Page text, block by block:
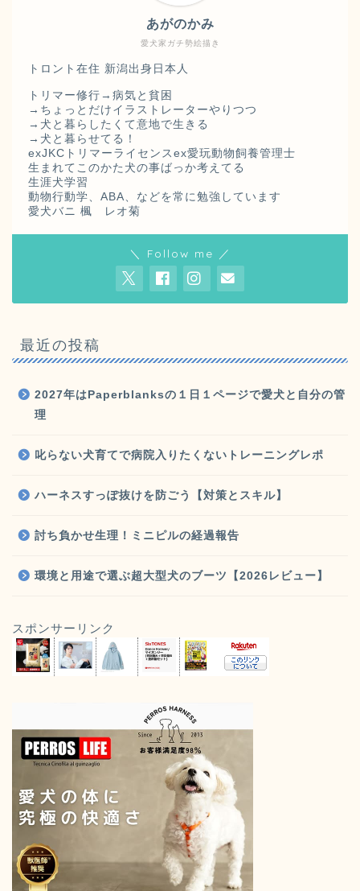
愛犬家ガチ勢絵描き
あがのかみ
トロント在住 新潟出身日本人
トリマー修行→病気と貧困
→ちょっとだけイラストレーターやりつつ
→犬と暮らしたくて意地で生きる
→犬と暮らせてる！
exJKCトリマーライセンスex愛玩動物飼養管理士
生まれてこのかた犬の事ばっか考えてる
生涯犬学習
動物行動学、ABA、などを常に勉強しています
愛犬バニ 楓 レオ菊
＼ Follow me ／
最近の投稿
2027年はPaperblanksの１日１ページで愛犬と自分の管
理
叱らない犬育てで病院入りたくないトレーニングレポ
ハーネスすっぽ抜けを防ごう【対策とスキル】
討ち負かせ生理！ミニピルの経過報告
環境と用途で選ぶ超大型犬のブーツ【2026レビュー】
スポンサーリンク